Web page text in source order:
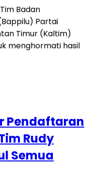
Badan
Partai
Timur (Kaltim)
menghormati hasil
Pendaftaran
Rudy
Semua